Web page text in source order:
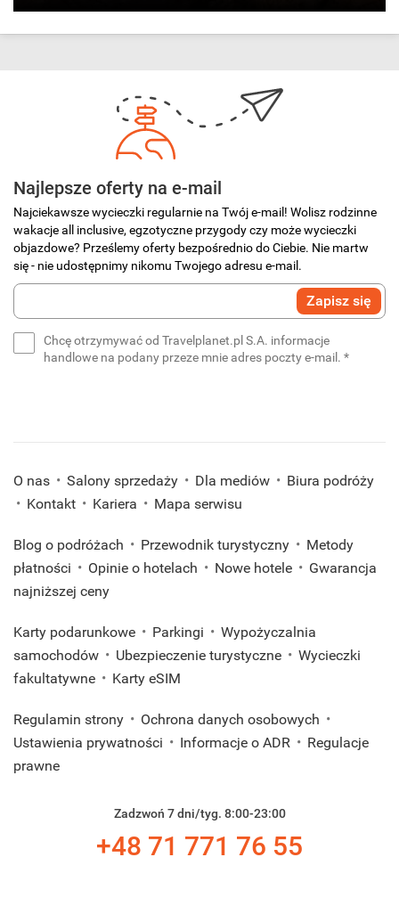
Najlepsze oferty na e-mail
Najciekawsze wycieczki regularnie na Twój e-mail! Wolisz rodzinne
wakacje all inclusive, egzotyczne przygody czy może wycieczki
objazdowe? Prześlemy oferty bezpośrednio do Ciebie. Nie martw
się - nie udostępnimy nikomu Twojego adresu e-mail.
Wprowadź
swój
Zapisz się
Chcę otrzymywać od Travelplanet.pl S.A. informacje
handlowe na podany przeze mnie adres poczty e-mail. *
O nas Salony sprzedaży Dla mediów
Biura podróży
Kontakt
Kariera Mapa serwisu
Blog o podróżach Przewodnik turystyczny
Metody
płatności
Opinie o hotelach Nowe hotele
Gwarancja
najniższej ceny
Karty podarunkowe Parkingi
Wypożyczalnia
samochodów
Ubezpieczenie turystyczne
Wycieczki
fakultatywne
Karty eSIM
Regulamin strony
Ochrona danych osobowych
Ustawienia prywatności
Informacje o ADR
Regulacje
prawne
Zadzwoń 7 dni/tyg. 8:00-23:00
+48 71 771 76 55